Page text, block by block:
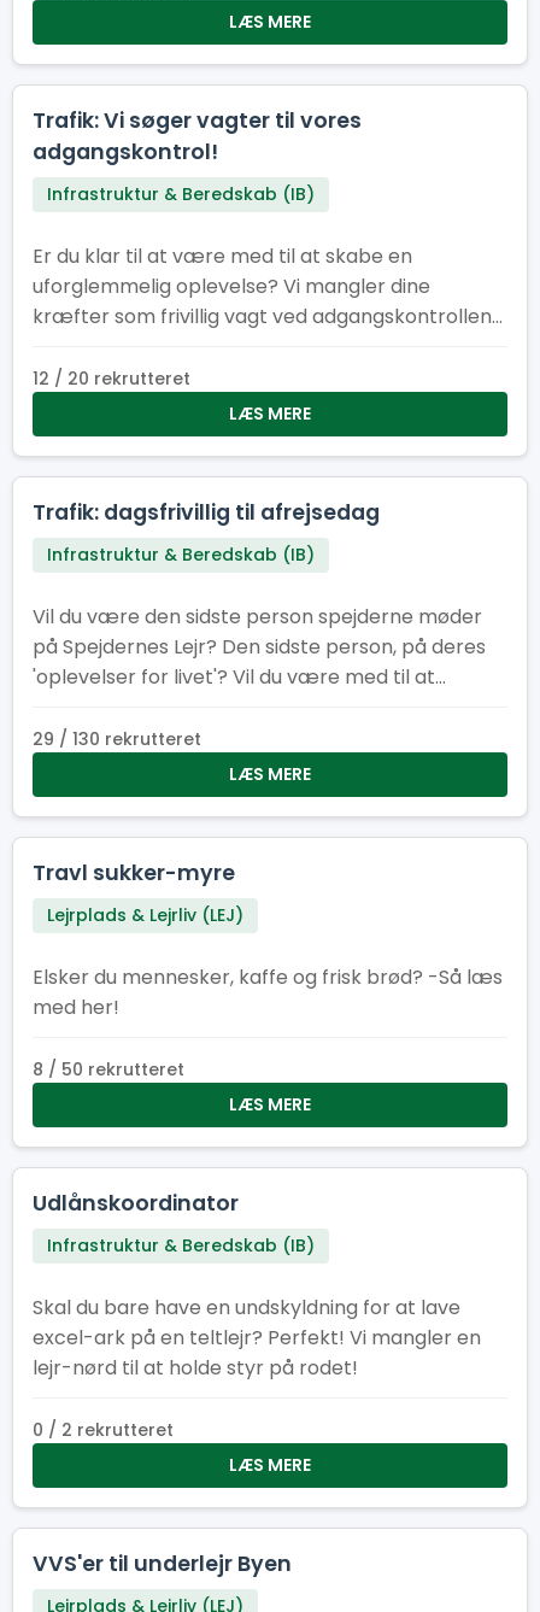
være med til at sikre, at alt kører som smurt –
bogstaveligt talt.
LÆS MERE
Trafik: Vi søger vagter til vores
adgangskontrol!
Infrastruktur & Beredskab (IB)
Er du klar til at være med til at skabe en
uforglemmelig oplevelse? Vi mangler dine
kræfter som frivillig vagt ved adgangskontrollen
12 / 20 rekrutteret
LÆS MERE
Trafik: dagsfrivillig til afrejsedag
Infrastruktur & Beredskab (IB)
Vil du være den sidste person spejderne møder
på Spejdernes Lejr? Den sidste person, på deres
'oplevelser for livet'? Vil du være med til at
dette lige jobbet for dig!
29 / 130 rekrutteret
LÆS MERE
Travl sukker-myre
Lejrplads & Lejrliv (LEJ)
Elsker du mennesker, kaffe og frisk brød? -Så læs
med her!
8 / 50 rekrutteret
LÆS MERE
Udlånskoordinator
Infrastruktur & Beredskab (IB)
Skal du bare have en undskyldning for at lave
excel-ark på en teltlejr? Perfekt! Vi mangler en
lejr-nørd til at holde styr på rodet!
0 / 2 rekrutteret
LÆS MERE
VVS'er til underlejr Byen
Lejrplads & Lejrliv (LEJ)